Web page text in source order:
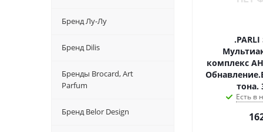
комплекс
тона.
Есть в
Бренд Лу-Лу
Бренд Dilis
Бренды Brocard, Art
Parfum
Бренд Belor Design